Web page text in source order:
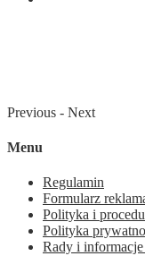
Previous - Next
Menu
Regulamin
Formularz
Polityka i
Polityka
Rady i